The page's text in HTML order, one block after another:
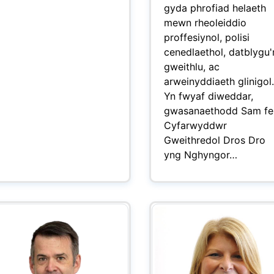
gyda phrofiad helaeth
mewn rheoleiddio
proffesiynol, polisi
cenedlaethol,
gweithlu, ac
arweinyddiaeth glinigol.
Yn fwyaf diweddar,
gwasanaethodd Sam
Cyfarwyddwr
Gweithredol Dros Dro
yng Nghyngor…